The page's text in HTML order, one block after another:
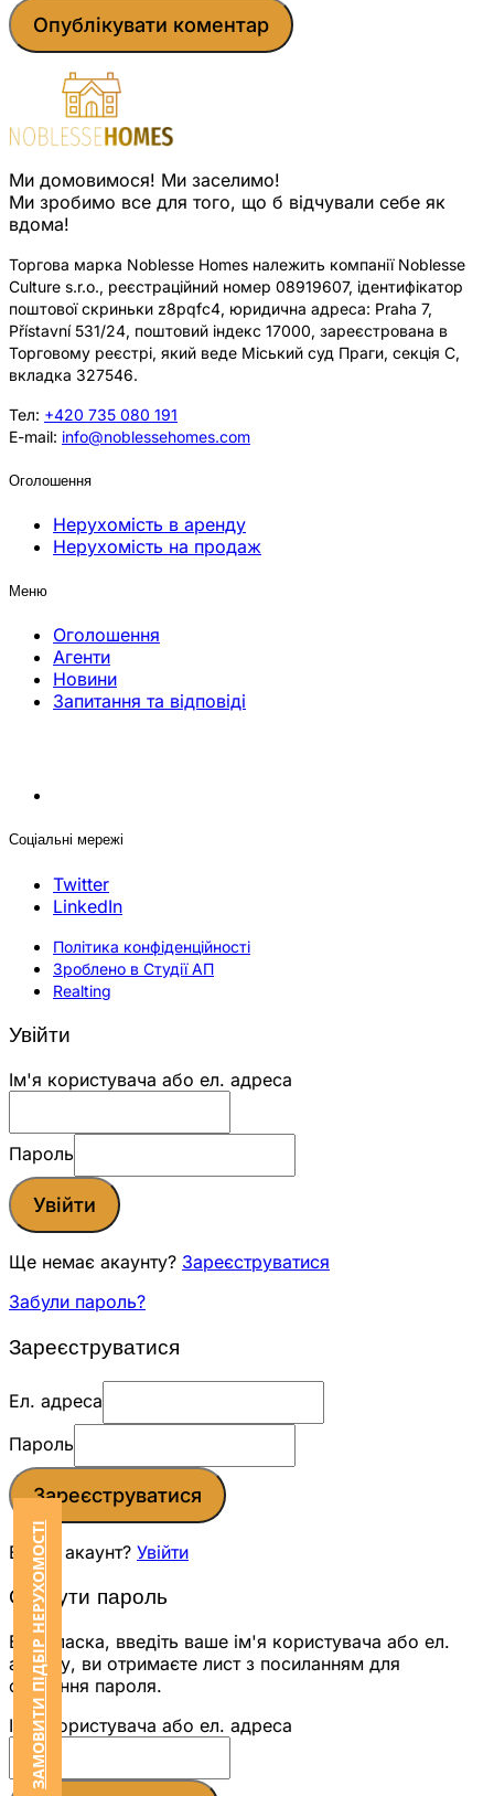
Ми домовимося! Ми заселимо!
Ми зробимо все для того, що б відчували себе як
вдома!
Торгова марка Noblesse Homes належить компанії Noblesse
Culture s.r.o., реєстраційний номер 08919607, ідентифікатор
поштової скриньки z8pqfc4, юридична адреса: Praha 7,
Přístavní 531/24, поштовий індекс 17000, зареєстрована в
Торговому реєстрі, який веде Міський суд Праги, секція C,
вкладка 327546.
Тел: +420 735 080 191
E-mail: info@noblessehomes.com
Оголошення
Нерухомість в аренду
Нерухомість на продаж
Меню
Оголошення
Агенти
Новини
Запитання та відповіді
Соціальні мережі
Twitter
LinkedIn
Політика конфіденційності
Зроблено в Студії АП
Realting
ЗАМОВИТИ ПІДБІР НЕРУХОМОСТІ
Увійти
Ім'я користувача або ел. адреса
Пароль
Увійти
Ще немає акаунту? Зареєструватися
Забули пароль?
Зареєструватися
Ел. адреса
Пароль
Зареєструватися
Вже є акаунт? Увійти
Скинути пароль
Будь ласка, введіть ваше ім'я користувача або ел.
адресу, ви отримаєте лист з посиланням для
скидання пароля.
Ім'я користувача або ел. адреса